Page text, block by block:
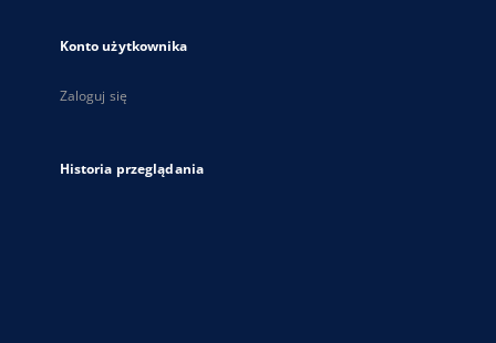
Konto użytkownika
Zaloguj się
Historia przeglądania